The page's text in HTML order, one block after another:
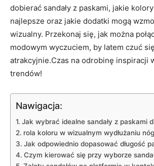
dobierać sandały z paskami, jakie
najlepsze oraz jakie dodatki mogą
wizualny. Przekonaj się, jak można
modowym wyczuciem, by latem czuć
atrakcyjnie.Czas na odrobinę inspiracji
trendów!
Nawigacja:
Jak wybrać idealne sandały z paskami
rola koloru w wizualnym wydłużaniu nóg
Jak odpowiednio dopasować długość
Czym kierować się przy wyborze